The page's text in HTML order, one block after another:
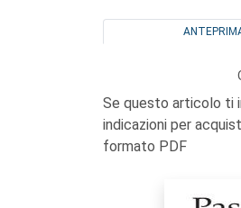
Se questo articolo ti
indicazioni per
formato PDF